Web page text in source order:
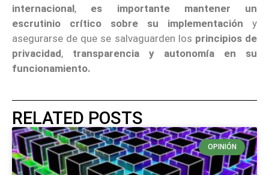
internacional, es importante mantener un
escrutinio crítico sobre su implementación y
asegurarse de que se salvaguarden los principios de
privacidad, transparencia y autonomía en su
funcionamiento.
RELATED POSTS
OPINIÓN